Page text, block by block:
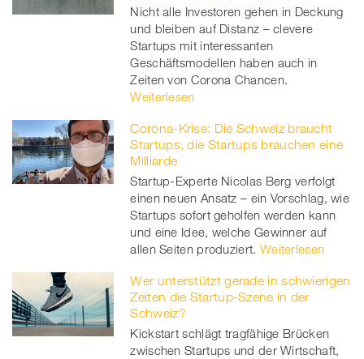
Nicht alle Investoren gehen in Deckung
und bleiben auf Distanz – clevere
Startups mit interessanten
Geschäftsmodellen haben auch in
Zeiten von Corona Chancen.
Weiterlesen
Corona-Krise: Die Schweiz braucht
Startups, die Startups brauchen eine
Milliarde
Startup-Experte Nicolas Berg verfolgt
einen neuen Ansatz – ein Vorschlag, wie
Startups sofort geholfen werden kann
und eine Idee, welche Gewinner auf
allen Seiten produziert. Weiterlesen
Wer unterstützt gerade in schwierigen
Zeiten die Startup-Szene in der
Schweiz?
Kickstart schlägt tragfähige Brücken
zwischen Startups und der Wirtschaft,